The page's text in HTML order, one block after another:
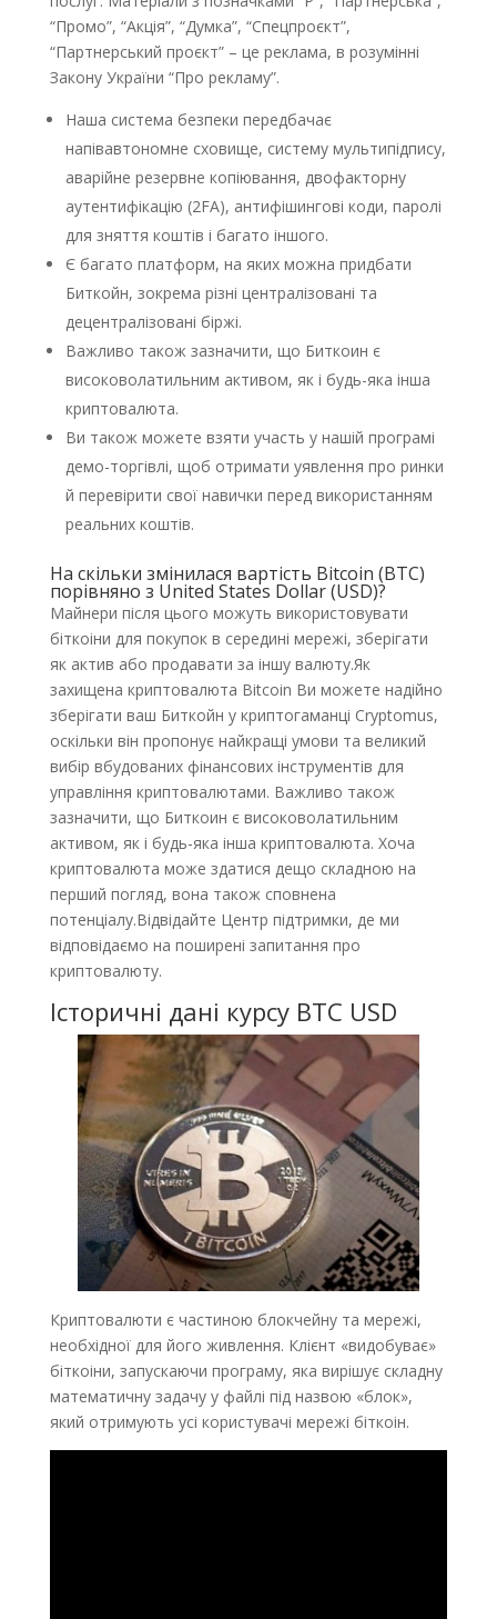
“Промо”, “Акція”, “Думка”, “Спецпроєкт”,
“Партнерський проєкт” – це реклама, в розумінні
Закону України “Про рекламу”.
Наша система безпеки передбачає
напівавтономне сховище, систему мультипідпису,
аварійне резервне копіювання, двофакторну
аутентифікацію (2FA), антифішингові коди, паролі
для зняття коштів і багато іншого.
Є багато платформ, на яких можна придбати
Биткойн, зокрема різні централізовані та
децентралізовані біржі.
Важливо також зазначити, що Биткоин є
високоволатильним активом, як і будь-яка інша
криптовалюта.
Ви також можете взяти участь у нашій програмі
демо-торгівлі, щоб отримати уявлення про ринки
й перевірити свої навички перед використанням
реальних коштів.
На скільки змінилася вартість Bitcoin (BTC)
порівняно з United States Dollar (USD)?
Майнери після цього можуть використовувати
біткоіни для покупок в середині мережі, зберігати
як актив або продавати за іншу валюту.Як
захищена криптовалюта Bitcoin Ви можете надійно
зберігати ваш Биткойн у криптогаманці Cryptomus,
оскільки він пропонує найкращі умови та великий
вибір вбудованих фінансових інструментів для
управління криптовалютами. Важливо також
зазначити, що Биткоин є високоволатильним
активом, як і будь-яка інша криптовалюта. Хоча
криптовалюта може здатися дещо складною на
перший погляд, вона також сповнена
потенціалу.Відвідайте Центр підтримки, де ми
відповідаємо на поширені запитання про
криптовалюту.
Історичні дані курсу BTC USD
Криптовалюти є частиною блокчейну та мережі,
необхідної для його живлення. Клієнт «видобуває»
біткоіни, запускаючи програму, яка вирішує складну
математичну задачу у файлі під назвою «блок»,
який отримують усі користувачі мережі біткоін.